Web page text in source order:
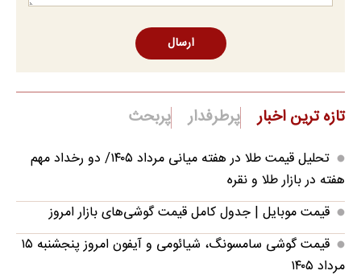
ارسال
تازه ترین اخبار پرطرفدار پربحث
تحلیل قیمت طلا در هفته میانی مرداد ۱۴۰۵/ دو رخداد مهم
هفته در بازار طلا و نقره
قیمت موبایل‌ | جدول کامل قیمت گوشی‌های بازار امروز
قیمت گوشی سامسونگ، شیائومی و آیفون امروز پنجشنبه ۱۵
مرداد ۱۴۰۵